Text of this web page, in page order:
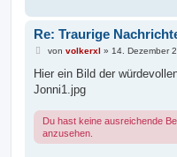
Re: Traurige
B
i
r
g
von volkerxl » 14. Dezember
Hier ein Bild der
Jonni1.jpg
Du hast keine ausreichende
anzusehen.